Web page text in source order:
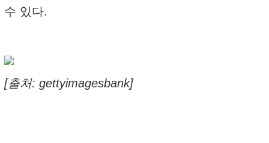
수 있다.
[출처: gettyimagesbank]